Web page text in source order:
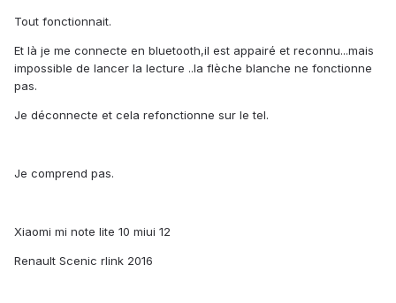
Help pls
Tout fonctionnait.
Et là je me connecte en bluetooth,il est appairé et reconnu...mais
impossible de lancer la lecture ..la flèche blanche ne fonctionne
pas.
Je déconnecte et cela refonctionne sur le tel.
Je comprend pas.
Xiaomi mi note lite 10 miui 12
Renault Scenic rlink 2016